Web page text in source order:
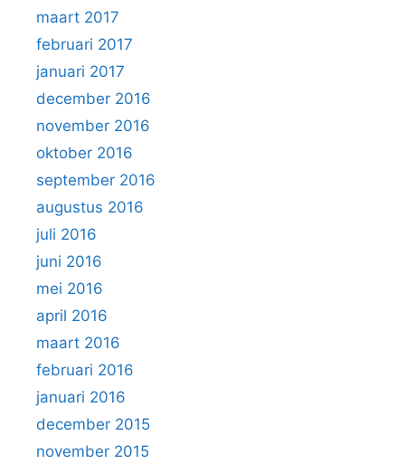
maart 2017
februari 2017
januari 2017
december 2016
november 2016
oktober 2016
september 2016
augustus 2016
juli 2016
juni 2016
mei 2016
april 2016
maart 2016
februari 2016
januari 2016
december 2015
november 2015